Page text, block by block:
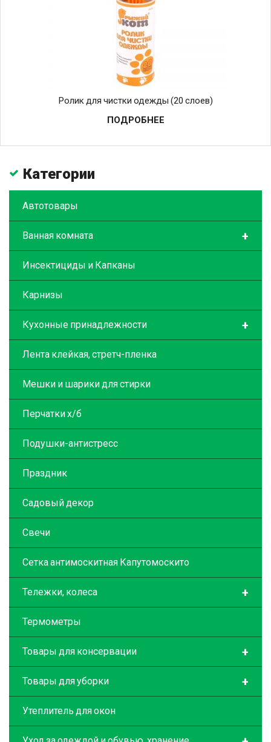
Ролик для чистки одежды (20 слоев)
ПОДРОБНЕЕ
Категории
Автотовары
+
Ванная комната
Инсектициды и Капканы
Карнизы
+
Кухонные принадлежности
Лента клейкая, стретч-пленка
Мешки и шарики для стирки
Перчатки х/б
Подушки-антистресс
Праздник
Садовый декор
Свечи
Сетка антимоскитная Капутомоскито
+
Тележки, колеса
Термометры
+
Товары для консервации
+
Товары для уборки
Утеплитель для окон